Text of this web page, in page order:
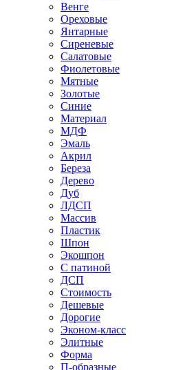
Венге
Ореховые
Янтарные
Сиреневые
Салатовые
Фиолетовые
Мятные
Золотые
Синие
Материал
МДФ
Эмаль
Акрил
Береза
Дерево
Дуб
ЛДСП
Массив
Пластик
Шпон
Экошпон
С патиной
ДСП
Стоимость
Дешевые
Дорогие
Эконом-класс
Элитные
Форма
П-образные